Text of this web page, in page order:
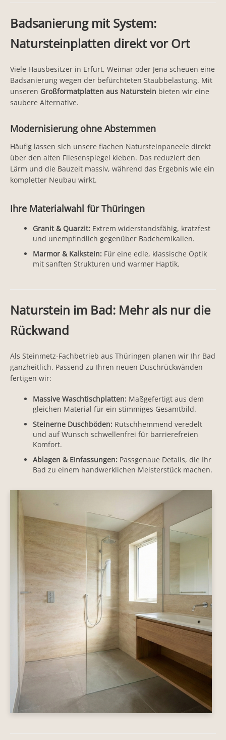
Badsanierung mit System:
Natursteinplatten direkt vor Ort
Viele Hausbesitzer in Erfurt, Weimar oder Jena scheuen eine
Badsanierung wegen der befürchteten Staubbelastung. Mit
unseren Großformatplatten aus Naturstein bieten wir eine
saubere Alternative.
Modernisierung ohne Abstemmen
Häufig lassen sich unsere flachen Natursteinpaneele direkt
über den alten Fliesenspiegel kleben. Das reduziert den
Lärm und die Bauzeit massiv, während das Ergebnis wie ein
kompletter Neubau wirkt.
Ihre Materialwahl für Thüringen
Granit & Quarzit: Extrem widerstandsfähig, kratzfest
und unempfindlich gegenüber Badchemikalien.
Marmor & Kalkstein: Für eine edle, klassische Optik
mit sanften Strukturen und warmer Haptik.
Naturstein im Bad: Mehr als nur die
Rückwand
Als Steinmetz-Fachbetrieb aus Thüringen planen wir Ihr Bad
ganzheitlich. Passend zu Ihren neuen Duschrückwänden
fertigen wir:
Massive Waschtischplatten: Maßgefertigt aus dem
gleichen Material für ein stimmiges Gesamtbild.
Steinerne Duschböden: Rutschhemmend veredelt
und auf Wunsch schwellenfrei für barrierefreien
Komfort.
Ablagen & Einfassungen: Passgenaue Details, die Ihr
Bad zu einem handwerklichen Meisterstück machen.